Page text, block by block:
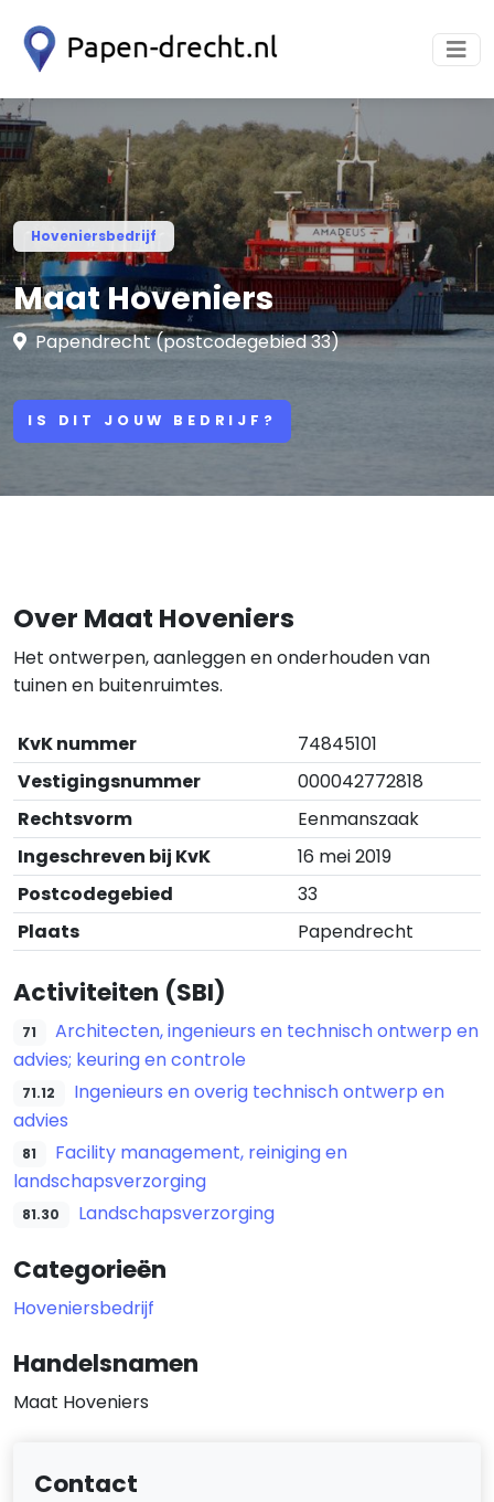
Hoveniersbedrijf
Maat Hoveniers
Papendrecht (postcodegebied 33)
IS DIT JOUW BEDRIJF?
Over Maat Hoveniers
Het ontwerpen, aanleggen en onderhouden van
tuinen en buitenruimtes.
KvK nummer
74845101
Vestigingsnummer
000042772818
Rechtsvorm
Eenmanszaak
Ingeschreven bij KvK
16 mei 2019
Postcodegebied
33
Plaats
Papendrecht
Activiteiten (SBI)
71
Architecten, ingenieurs en technisch ontwerp en
advies; keuring en controle
71.12
Ingenieurs en overig technisch ontwerp en
advies
81
Facility management, reiniging en
landschapsverzorging
81.30 Landschapsverzorging
Categorieën
Hoveniersbedrijf
Handelsnamen
Maat Hoveniers
Contact